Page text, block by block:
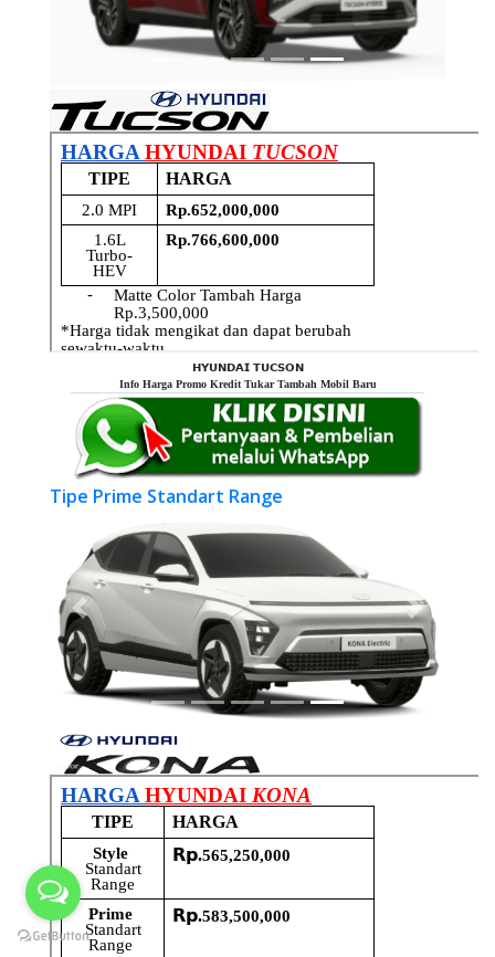
𝗛𝗬𝗨𝗡𝗗𝗔𝗜 𝗧𝗨𝗖𝗦𝗢𝗡
Info Harga Promo Kredit Tukar Tambah Mobil Baru
Tipe Prime Standart Range
Previous Next